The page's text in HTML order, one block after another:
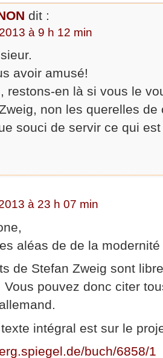
dit :
à 9 h 12 min
avoir amusé!
restons-en là si vous le
non les querelles
souci de servir ce qui est
à 23 h 07 min
aléas de de la
de Stefan Zweig sont
Vous pouvez donc citer
texte intégral est sur le
buch/6858/1